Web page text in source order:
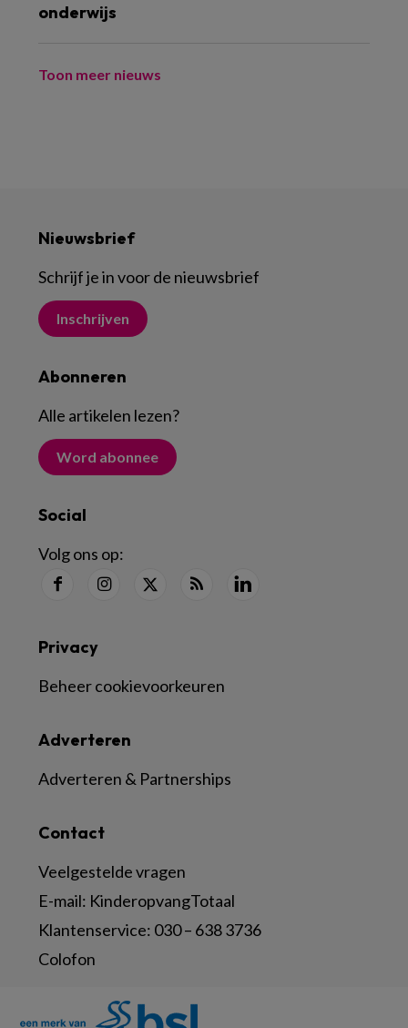
onderwijs
Toon meer nieuws
Nieuwsbrief
Schrijf je in voor de nieuwsbrief
Inschrijven
Abonneren
Alle artikelen lezen?
Word abonnee
Social
Volg ons op:
Contact
Veelgestelde vragen
E-mail: KinderopvangTotaal
Klantenservice: 030 – 638 3736
Colofon
Adverteren
Adverteren & Partnerships
Privacy
Beheer cookievoorkeuren